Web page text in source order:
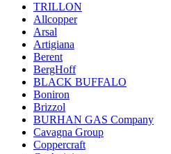
TRILLON
Allcopper
Arsal
Artigiana
Berent
BergHoff
BLACK BUFFALO
Boniron
Brizzol
BURHAN GAS Company
Cavagna Group
Coppercraft